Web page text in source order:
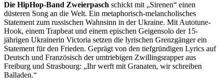
Die HipHop-Band Zweierpasch schickt mit „Sirenen“ einen
düsteren Song an die Welt. Ein metaphorisch-melancholisches
Statement zum russischen Wahnsinn in der Ukraine. Mit Autotune-
Hook, einem Trapbeat und einem epischen Geigensolo der 15-
jährigen Ukrainerin Victoria setzen die lyrischen Grenzgänger ein
Statement für den Frieden. Geprägt von den tiefgründigen Lyrics auf
Deutsch und Französisch der umtriebigen Zwillingsrapper aus
Freiburg und Strasbourg: „Ihr werft mit Granaten, wir schreiben
Balladen.“